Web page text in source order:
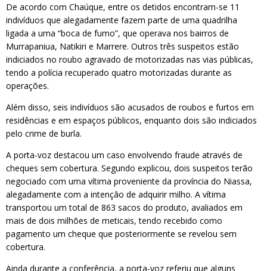
De acordo com Chaúque, entre os detidos encontram-se 11
indivíduos que alegadamente fazem parte de uma quadrilha
ligada a uma “boca de fumo”, que operava nos bairros de
Murrapaniua, Natikiri e Marrere. Outros três suspeitos estão
indiciados no roubo agravado de motorizadas nas vias públicas,
tendo a polícia recuperado quatro motorizadas durante as
operações.
Além disso, seis indivíduos são acusados de roubos e furtos em
residências e em espaços públicos, enquanto dois são indiciados
pelo crime de burla.
A porta-voz destacou um caso envolvendo fraude através de
cheques sem cobertura. Segundo explicou, dois suspeitos terão
negociado com uma vítima proveniente da província do Niassa,
alegadamente com a intenção de adquirir milho. A vítima
transportou um total de 863 sacos do produto, avaliados em
mais de dois milhões de meticais, tendo recebido como
pagamento um cheque que posteriormente se revelou sem
cobertura.
Ainda durante a conferência, a porta-voz referiu que alguns